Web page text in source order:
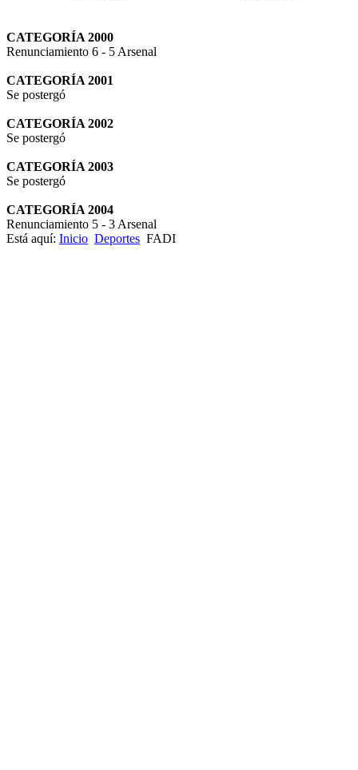
CATEGORÍA 2000
Renunciamiento 6 - 5 Arsenal
CATEGORÍA 2001
Se postergó
CATEGORÍA 2002
Se postergó
CATEGORÍA 2003
Se postergó
CATEGORÍA 2004
Renunciamiento 5 - 3 Arsenal
Está aquí: Inicio Deportes FADI